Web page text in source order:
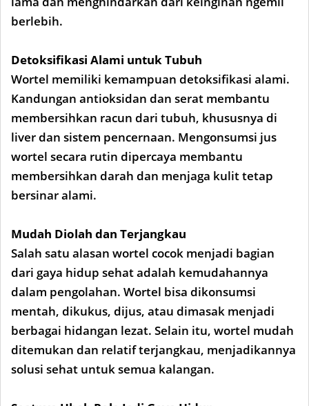
berlebih.
Detoksifikasi Alami untuk Tubuh
Wortel memiliki kemampuan detoksifikasi alami.
Kandungan antioksidan dan serat membantu
membersihkan racun dari tubuh, khususnya di
liver dan sistem pencernaan. Mengonsumsi jus
wortel secara rutin dipercaya membantu
membersihkan darah dan menjaga kulit tetap
bersinar alami.
Mudah Diolah dan Terjangkau
Salah satu alasan wortel cocok menjadi bagian
dari gaya hidup sehat adalah kemudahannya
dalam pengolahan. Wortel bisa dikonsumsi
mentah, dikukus, dijus, atau dimasak menjadi
berbagai hidangan lezat. Selain itu, wortel mudah
ditemukan dan relatif terjangkau, menjadikannya
solusi sehat untuk semua kalangan.